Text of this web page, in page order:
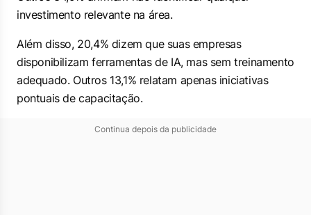
investimento relevante na área.
Além disso, 20,4% dizem que suas empresas
disponibilizam ferramentas de IA, mas sem treinamento
adequado. Outros 13,1% relatam apenas iniciativas
pontuais de capacitação.
Continua depois da publicidade